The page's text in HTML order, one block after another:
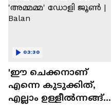
'ഈ ചെക്കനാണ്
എന്നെ കുടുക്കിത്,
എല്ലാം ഉള്ളീൽന്നങ്ങ്
03:30